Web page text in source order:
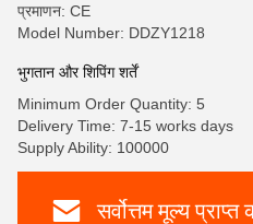
प्रमाणन: CE
Model Number: DDZY1218
भुगतान और शिपिंग शर्तें
Minimum Order Quantity: 5
Delivery Time: 7-15 works days
Supply Ability: 100000
सर्वोत्तम मूल्य प्राप्त